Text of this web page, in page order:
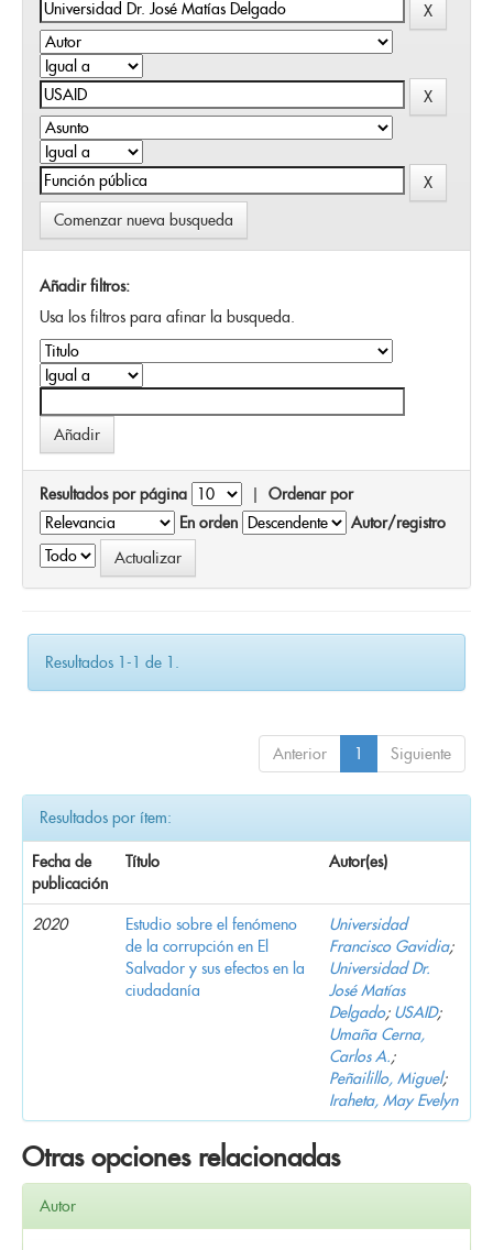
Comenzar nueva busqueda
Añadir filtros:
Usa los filtros para afinar la busqueda.
Resultados por página | Ordenar por
En orden
Autor/registro
Resultados 1-1 de 1.
Anterior 1 Siguiente
Resultados por ítem:
Fecha de
publicación
Título Autor(es)
2020
Estudio sobre el fenómeno
de la corrupción en El
Salvador y sus efectos en la
ciudadanía
Universidad
Francisco Gavidia;
Universidad Dr.
José Matías
Delgado; USAID;
Umaña Cerna,
Carlos A.;
Peñailillo, Miguel;
Iraheta, May Evelyn
Otras opciones relacionadas
Autor